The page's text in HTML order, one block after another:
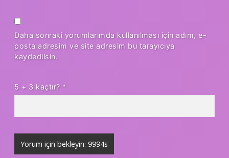
Daha sonraki yorumlarımda kullanılması için adım, e-
posta adresim ve site adresim bu tarayıcıya
kaydedilsin.
5 + 3 kaçtır? *